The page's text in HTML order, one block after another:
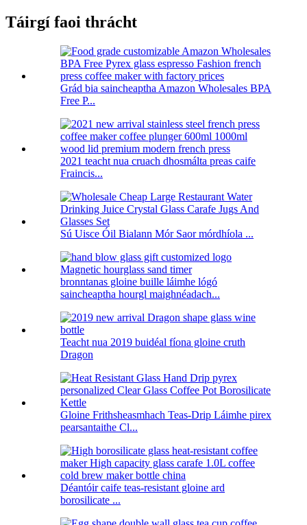
Táirgí faoi thrácht
Grád bia saincheaptha Amazon Wholesales BPA
Free P...
2021 teacht nua cruach dhosmálta preas caife
Fraincis...
Sú Uisce Óil Bialann Mór Saor mórdhíola ...
bronntanas gloine buille láimhe lógó
saincheaptha hourgl maighnéadach...
Teacht nua 2019 buidéal fíona gloine cruth
Dragon
Gloine Frithsheasmhach Teas-Drip Láimhe pirex
pearsantaithe Cl...
Déantóir caife teas-resistant gloine ard
borosilicate ...